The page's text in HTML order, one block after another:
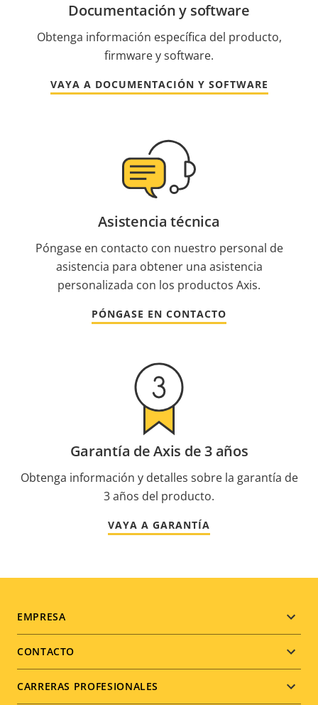
Documentación y software
Obtenga información específica del producto,
firmware y software.
VAYA A DOCUMENTACIÓN Y SOFTWARE
Asistencia técnica
Póngase en contacto con nuestro personal de
asistencia para obtener una asistencia
personalizada con los productos Axis.
PÓNGASE EN CONTACTO
Garantía de Axis de 3 años
Obtenga información y detalles sobre la garantía de
3 años del producto.
VAYA A GARANTÍA
Footer
menu
EMPRESA
CONTACTO
CARRERAS PROFESIONALES